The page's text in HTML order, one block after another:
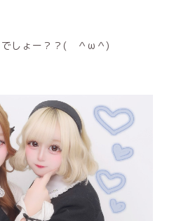
でしょー？？( ＾ω＾)